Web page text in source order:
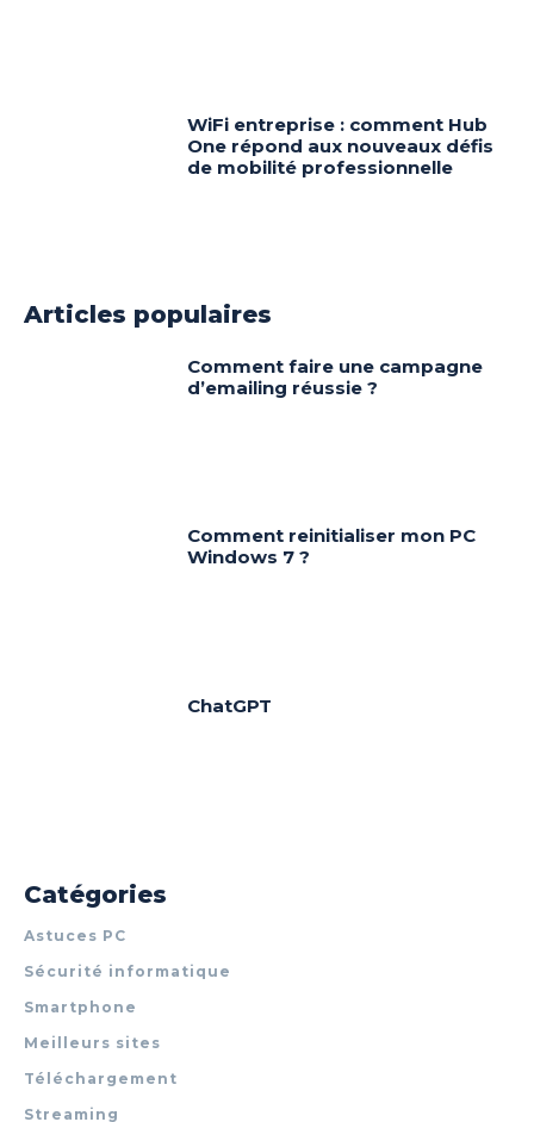
WiFi entreprise : comment Hub
One répond aux nouveaux défis
de mobilité professionnelle
Articles populaires
Comment faire une campagne
d’emailing réussie ?
Comment reinitialiser mon PC
Windows 7 ?
ChatGPT
Catégories
Astuces PC
Sécurité informatique
Smartphone
Meilleurs sites
Téléchargement
Streaming